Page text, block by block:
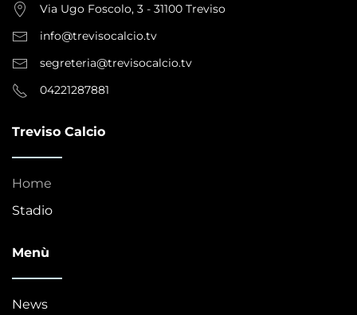
Via Ugo Foscolo, 3 - 31100 Treviso
info@trevisocalcio.tv
segreteria@trevisocalcio.tv
04221287881
Treviso Calcio
Home
Stadio
Menù
News